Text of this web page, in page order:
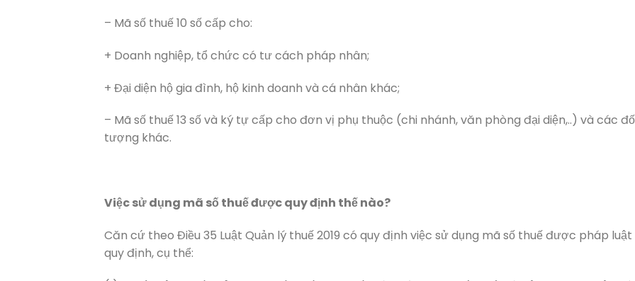
– Mã số thuế 10 số cấp cho:
+ Doanh nghiệp, tổ chức có tư cách pháp nhân;
+ Đại diện hộ gia đình, hộ kinh doanh và cá nhân khác;
– Mã số thuế 13 số và ký tự cấp cho đơn vị phụ thuộc (chi nhánh, văn phòng đại diện,..) và các
tượng khác.
Việc sử dụng mã số thuế được quy định thế nào?
Căn cứ theo Điều 35 Luật Quản lý thuế 2019 có quy định việc sử dụng mã số thuế được pháp luật
quy định, cụ thể: